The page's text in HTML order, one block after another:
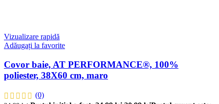
Vizualizare rapidă
Adăugați la favorite
Covor baie, AT PERFORMANCE®, 100%
poliester, 38X60 cm, maro
(0)